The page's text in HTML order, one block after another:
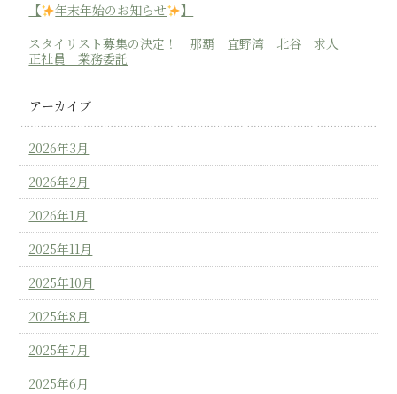
【
年末年始のお知らせ
】
スタイリスト募集の決定！ 那覇 宜野湾 北谷 求人
正社員 業務委託
アーカイブ
2026年3月
2026年2月
2026年1月
2025年11月
2025年10月
2025年8月
2025年7月
2025年6月